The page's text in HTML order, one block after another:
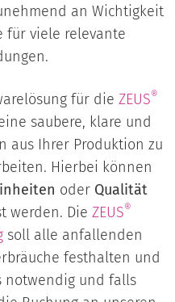
an Wichtigkeit
für viele relevante
für die ZEUS®
saubere, klare und
aus Ihrer Produktion zu
Hierbei können
oder Qualität
werden. Die ZEUS®
soll alle anfallenden
festhalten und
notwendig und falls